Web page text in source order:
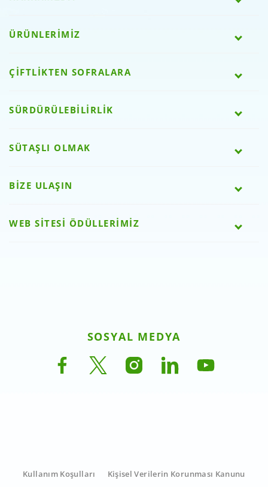
ÜRÜNLERİMİZ
ÇİFTLİKTEN SOFRALARA
SÜRDÜRÜLEBİLİRLİK
SÜTAŞLI OLMAK
BİZE ULAŞIN
WEB SİTESİ ÖDÜLLERİMİZ
SOSYAL MEDYA
Kullanım Koşulları Kişisel Verilerin Korunması Kanunu